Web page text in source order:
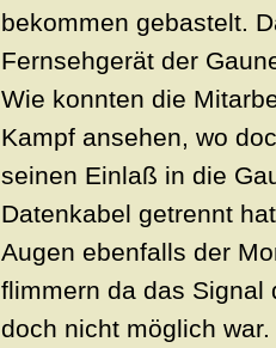
bekommen gebastelt.
Fernsehgerät der
Wie konnten die
Kampf ansehen, wo
seinen Einlaß in die
Datenkabel getrennt
Augen ebenfalls der
flimmern da das Signal
doch nicht möglich war.